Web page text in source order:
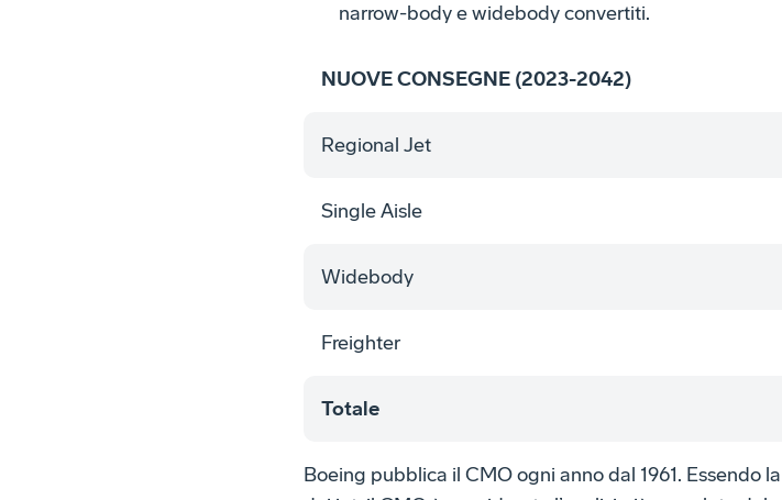
narrow-body e widebody convertiti.
NUOVE CONSEGNE (2023-2042)
Regional Jet
Single Aisle
Widebody
Freighter
Totale
Boeing pubblica il CMO ogni anno dal 1961. Essendo